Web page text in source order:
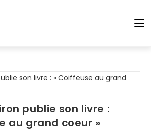
publie son livre :
au grand coeur »